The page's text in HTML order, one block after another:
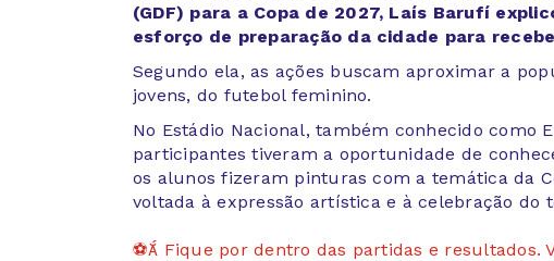
(GDF) para a Copa de 2027, Laís Barufí
esforço de preparação da cidade para
Segundo ela, as ações buscam aproximar a
jovens, do futebol feminino.
No Estádio Nacional, também conhecido como
participantes tiveram a oportunidade de
os alunos fizeram pinturas com a temática da
voltada à expressão artística e à celebração do
⚽ Fique por dentro das partidas e resultados.